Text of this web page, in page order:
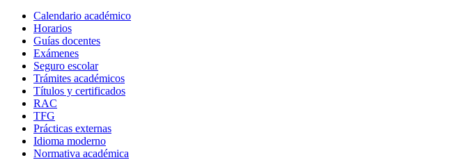
Calendario académico
Horarios
Guías docentes
Exámenes
Seguro escolar
Trámites académicos
Títulos y certificados
RAC
TFG
Prácticas externas
Idioma moderno
Normativa académica